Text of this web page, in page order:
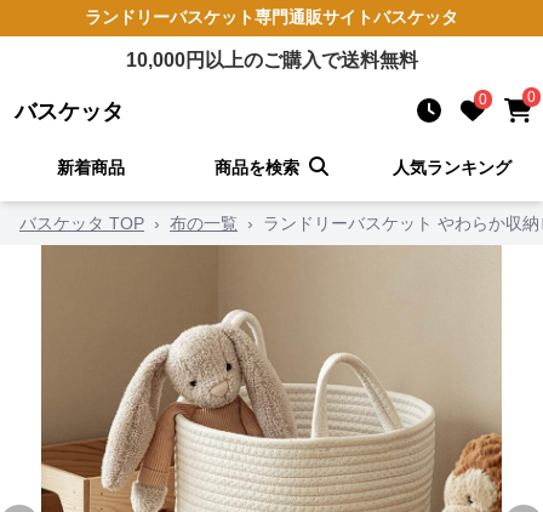
ランドリーバスケット専門通販サイトバスケッタ
10,000円以上のご購入で送料無料
バスケッタ 0 0
新着商品 商品を検索 人気ランキング
バスケッタ TOP › 布の一覧 › ランドリーバスケット やわらか収